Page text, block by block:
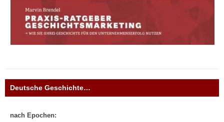
Deutsche Geschichte…
nach Epochen: